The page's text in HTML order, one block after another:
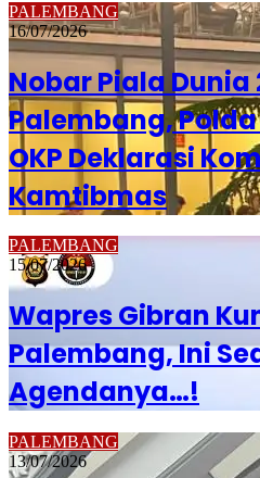
PALEMBANG
16/07/2026
Nobar Piala Dunia
Palembang,
OKP Deklarasi
Kamtibmas
PALEMBANG
15/07/2026
Wapres Gibran
Palembang, Ini
Agendanya…!
PALEMBANG
13/07/2026